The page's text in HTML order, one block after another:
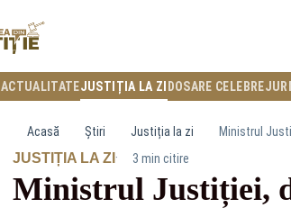
ACTUALITATEJUSTIȚIA LA ZI DOSARE CELEBRE
Acasă Știri Justiția la zi
JUSTIȚIA LA ZI · 3 min citire
Ministrul Justiției,